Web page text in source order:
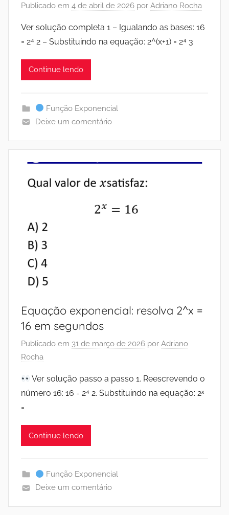
Publicado em 4 de abril de 2026 por Adriano Rocha
Ver solução completa 1 – Igualando as bases: 16
= 2⁴ 2 – Substituindo na equação: 2^(x+1) = 2⁴ 3
Continue lendo
Função Exponencial
Deixe um comentário
Equação exponencial: resolva 2^x =
16 em segundos
Publicado em 31 de março de 2026 por Adriano
Rocha
Ver solução passo a passo 1. Reescrevendo o
número 16: 16 = 2⁴ 2. Substituindo na equação: 2ˣ
=
Continue lendo
Função Exponencial
Deixe um comentário